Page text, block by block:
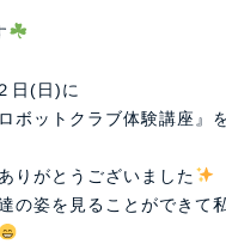
日(日)に
ボットクラブ体験講座』
りがとうございました
の姿を見ることができて